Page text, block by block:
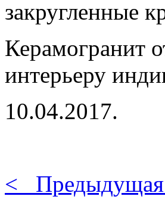
закругленные
Керамогранит
интерьеру
10.04.2017.
< Предыдущая